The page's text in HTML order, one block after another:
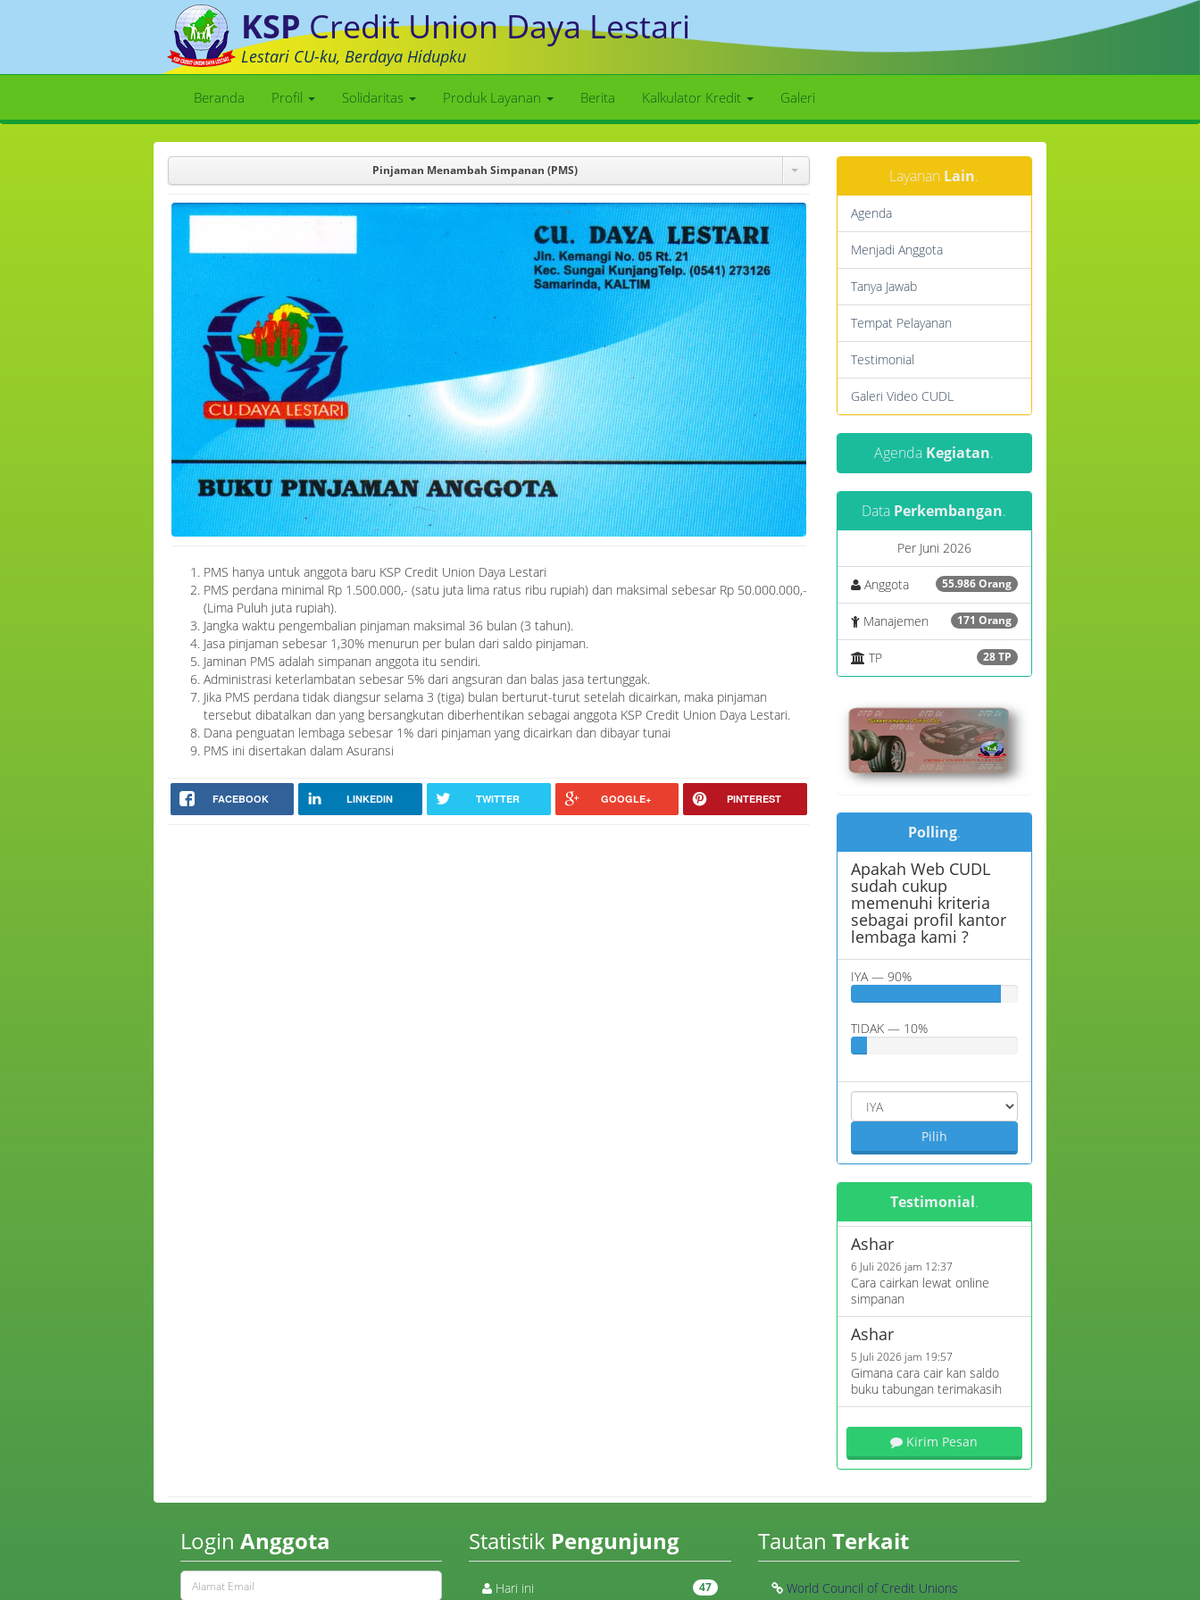
KSPCredit Union Daya Lestari
Lestari CU-ku, Berdaya Hidupku
Beranda Profil Solidaritas Produk Layanan Berita Kalkulator Kredit Galeri
Pinjaman Menambah Simpanan (PMS)
PMS hanya untuk anggota baru KSP Credit Union Daya Lestari
PMS perdana minimal Rp 1.500.000,- (satu juta lima ratus ribu rupiah) dan maksimal sebesar Rp 50.000.000,-
(Lima Puluh juta rupiah).
Jangka waktu pengembalian pinjaman maksimal 36 bulan (3 tahun).
Jasa pinjaman sebesar 1,30% menurun per bulan dari saldo pinjaman.
Jaminan PMS adalah simpanan anggota itu sendiri.
Administrasi keterlambatan sebesar 5% dari angsuran dan balas jasa tertunggak.
Jika PMS perdana tidak diangsur selama 3 (tiga) bulan berturut-turut setelah dicairkan, maka pinjaman
tersebut dibatalkan dan yang bersangkutan diberhentikan sebagai anggota KSP Credit Union Daya Lestari.
Dana penguatan lembaga sebesar 1% dari pinjaman yang dicairkan dan dibayar tunai
PMS ini disertakan dalam Asuransi
FACEBOOK LINKEDIN TWITTER GOOGLE+ PINTEREST
Layanan Lain.
Agenda
Menjadi Anggota
Tanya Jawab
Tempat Pelayanan
Testimonial
Galeri Video CUDL
Agenda Kegiatan.
Data Perkembangan.
Per Juni 2026
55.986 Orang
Anggota
171 Orang
Manajemen
28 TP
TP
Polling.
Apakah Web CUDL
sudah cukup
memenuhi kriteria
sebagai profil kantor
lembaga kami ?
IYA — 90%
TIDAK — 10%
Pilih
Testimonial.
Ashar
6 Juli 2026 jam 12:37
Cara cairkan lewat online
simpanan
Ashar
5 Juli 2026 jam 19:57
Gimana cara cair kan saldo
buku tabungan terimakasih
Sunardi
7 April 2026 jam 14:27
Mna nmr yg bisa d hubungi
pinjaman koperasi?
Kirim Pesan
Login Anggota Statistik Pengunjung
47
Hari ini
Tautan Terkait
World Council of Credit Unions